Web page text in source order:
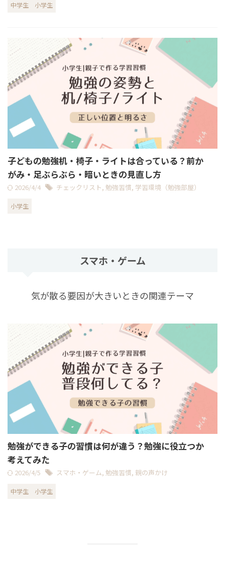
中学生 小学生
子どもの勉強机・椅子・ライトは合っている？前か
がみ・足ぶらぶら・暗いときの見直し方
2026/4/4 チェックリスト, 勉強習慣, 学習環境（勉強部屋）
小学生
スマホ・ゲーム
気が散る要因が大きいときの関連テーマ
勉強ができる子の習慣は何が違う？勉強に役立つか
考えてみた
2026/4/5 スマホ・ゲーム, 勉強習慣, 親の声かけ
中学生 小学生